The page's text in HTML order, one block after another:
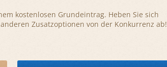
kostenlosen Grundeintrag. Heben Sie sich
Zusatzoptionen von der Konkurrenz ab!